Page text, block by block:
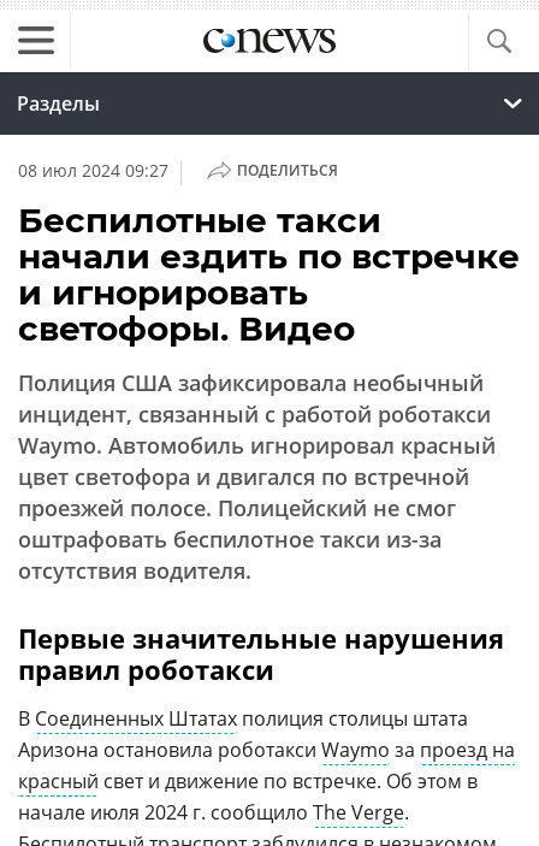
Разделы
08 июл 2024 09:27 | ПОДЕЛИТЬСЯ
Беспилотные такси
начали ездить по встречке
и игнорировать
светофоры. Видео
Полиция США зафиксировала необычный
инцидент, связанный с работой роботакси
Waymo. Автомобиль игнорировал красный
цвет светофора и двигался по встречной
проезжей полосе. Полицейский не смог
оштрафовать беспилотное такси из-за
отсутствия водителя.
Первые значительные нарушения
правил роботакси
В Соединенных Штатах полиция столицы штата
Аризона остановила роботакси Waymo за проезд на
красный свет и движение по встречке. Об этом в
начале июля 2024 г. сообщило The Verge.